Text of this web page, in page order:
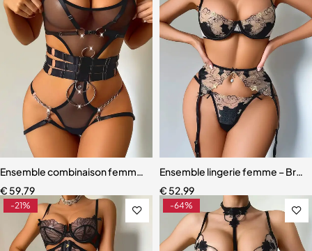
Ensemble combinaison femme – Maille ajourée avec ceinture
€ 59,79
Ensemble lingerie femme –
€ 52,99
-21% -64%